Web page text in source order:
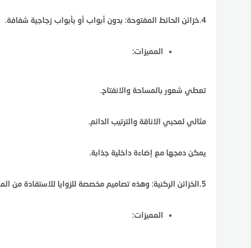
4.خزائن الحائط المفتوحة: بدون أبواب أو بأبواب زجاجية شفافة.
المميزات:
تعطي شعور بالمساحة والانفتاح.
مثالي لمحبي الاناقة والترتيب الدائم.
يمكن دمجها مع إضاءة داخلية جذابة.
5.الخزائن الركنية: وهذه تصاميم مخصصة للزوايا للاستفادة من المساحة المهدورة.
المميزات: